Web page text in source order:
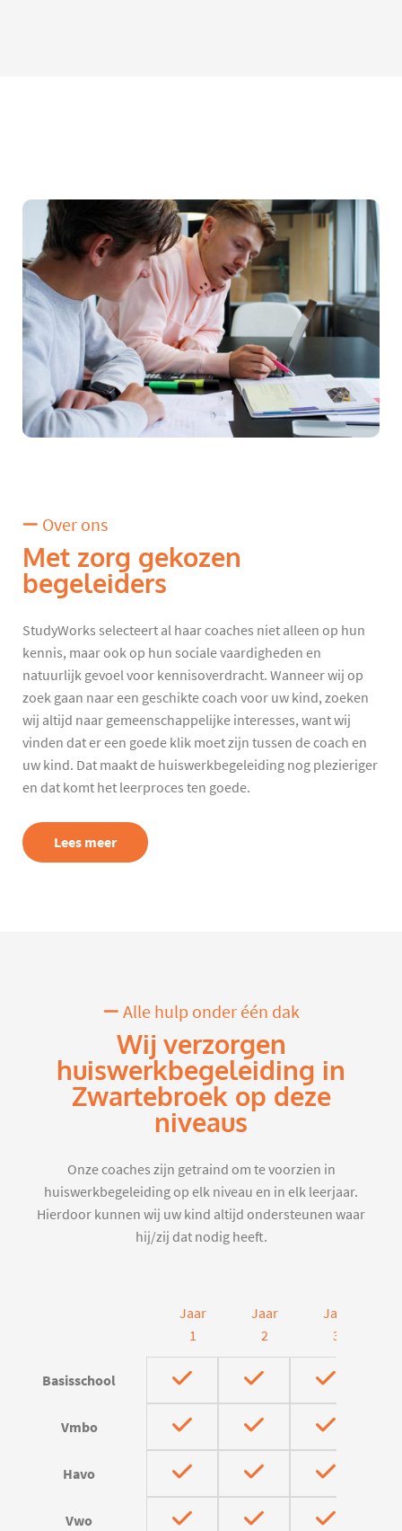
Over ons
Met zorg gekozen
begeleiders
StudyWorks selecteert al haar coaches niet alleen op hun
kennis, maar ook op hun sociale vaardigheden en
natuurlijk gevoel voor kennisoverdracht. Wanneer wij op
zoek gaan naar een geschikte coach voor uw kind, zoeken
wij altijd naar gemeenschappelijke interesses, want wij
vinden dat er een goede klik moet zijn tussen de coach en
uw kind. Dat maakt de huiswerkbegeleiding nog plezieriger
en dat komt het leerproces ten goede.
Lees meer
Alle hulp onder één dak
Wij verzorgen
huiswerkbegeleiding in
Zwartebroek op deze
niveaus
Onze coaches zijn getraind om te voorzien in
huiswerkbegeleiding op elk niveau en in elk leerjaar.
Hierdoor kunnen wij uw kind altijd ondersteunen waar
hij/zij dat nodig heeft.
Jaar
1
Jaar
2
Jaar
3
Basisschool
Vmbo
Havo
Vwo